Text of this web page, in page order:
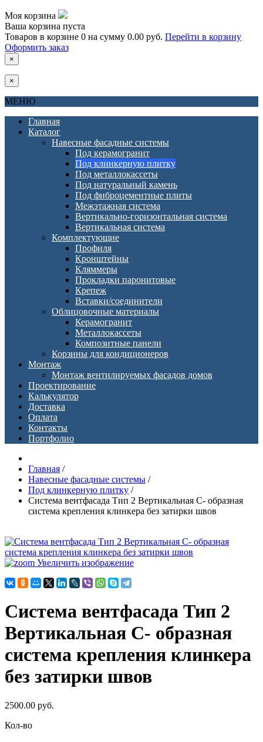
Моя корзина
Ваша корзина пуста
Товаров в корзине 0 на сумму 0.00 руб. Перейти в корзину
Оформить заказ
×
×
МЕНЮ
Главная
Каталог
Навесные фасадные системы
Под керамогранит
Под клинкерную плитку
Под металлокассеты
Под натуральный камень
Под фиброцементные плиты
Межэтажная система
Вертикально-горизонтальная система
Вертикальная система
Комплектующие
Профиля
Кронштейны
Кляммеры
Прокладки паронитовые
Крепеж
Вставки/соединители
Облицовочные материалы
Керамогранит
Металлокассеты
Композитные панели
Корзины для кондиционеров
Монтаж
Монтаж вентилируемых фасадов домов
Проектирование
Калькулятор
Доставка
Оплата
Контакты
Портфолио
Главная /
Навесные фасадные системы /
Под клинкерную плитку /
Система вентфасада Тип 2 Вертикальная С- образная
система крепления клинкера без затирки швов
Увеличить изображение
Система вентфасада Тип 2
Вертикальная С- образная
система крепления клинкера
без затирки швов
2500.00 руб.
Кол-во